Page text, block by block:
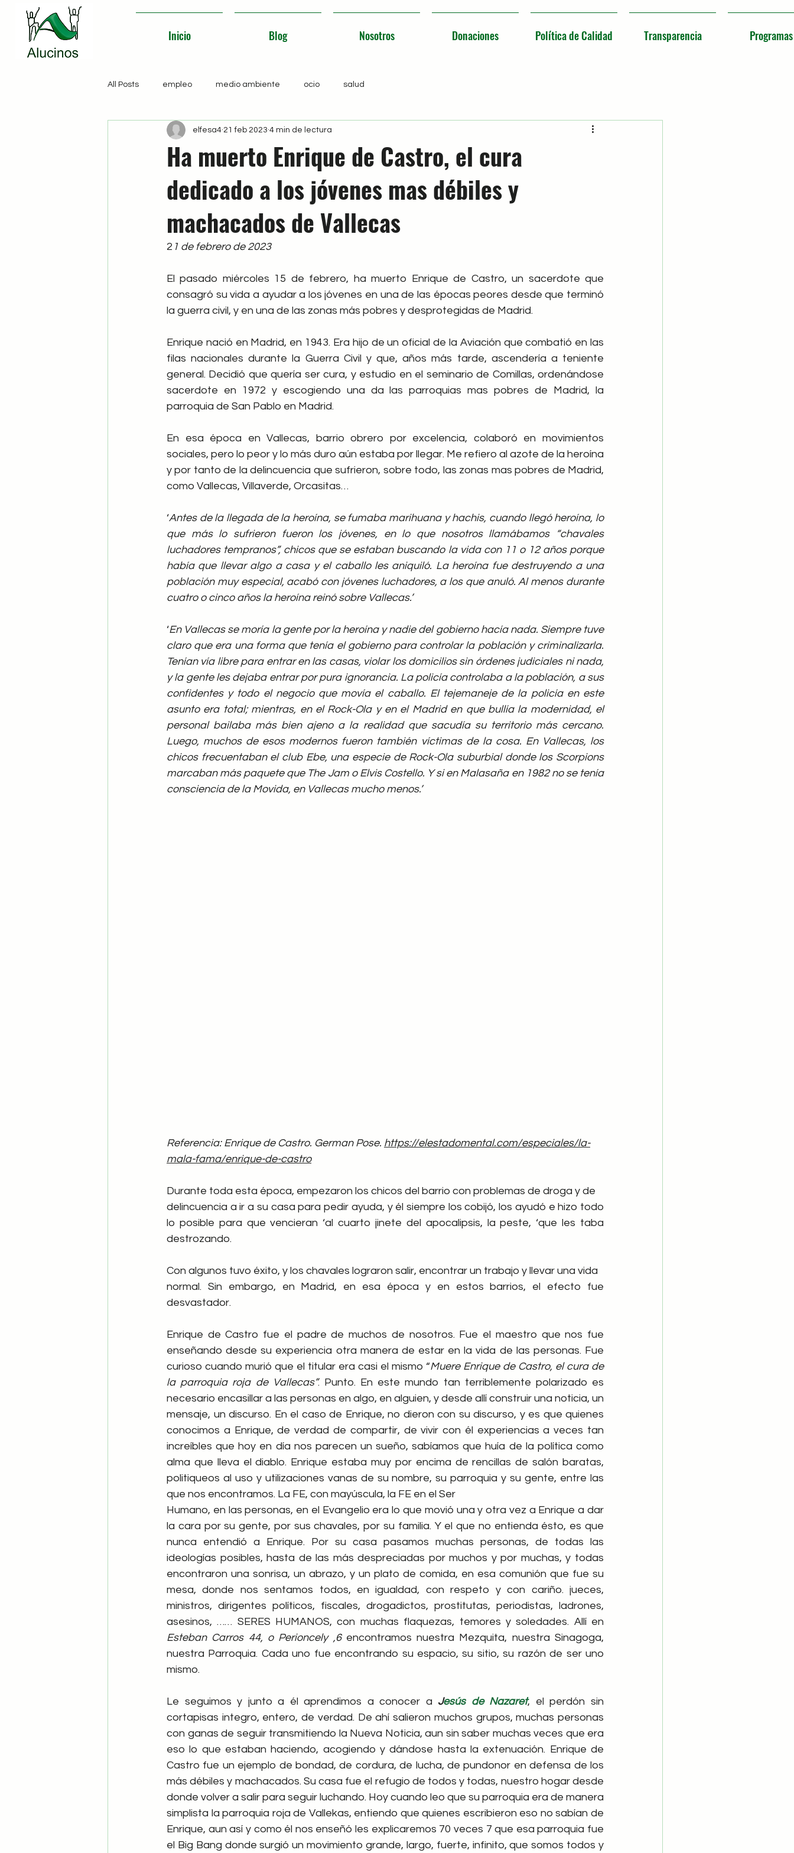
Inicio Blog Nosotros Donaciones Política de Calidad Transparencia Programas
All Posts empleo medio ambiente ocio salud
Ha muerto Enrique de Castro, el cura
dedicado a los jóvenes mas débiles y
machacados de Vallecas
elfesa4 21 feb 2023 4 min de lectura
2 1 de febrero de 2023
El pasado miércoles 15 de febrero, ha muerto Enrique de Castro, un sacerdote que
consagró su vida a ayudar a los jóvenes en una de las épocas peores desde que terminó
la guerra civil, y en una de las zonas más pobres y desprotegidas de Madrid.
Enrique nació en Madrid, en 1943. Era hijo de un oficial de la Aviación que combatió en las
filas nacionales durante la Guerra Civil y que, años más tarde, ascendería a teniente
general. Decidió que quería ser cura, y estudio en el seminario de Comillas, ordenándose
sacerdote en 1972 y escogiendo una da las parroquias mas pobres de Madrid, la
parroquia de San Pablo en Madrid.
En esa época en Vallecas, barrio obrero por excelencia, colaboró en movimientos
sociales, pero lo peor y lo más duro aún estaba por llegar. Me refiero al azote de la heroína
y por tanto de la delincuencia que sufrieron, sobre todo, las zonas mas pobres de Madrid,
como Vallecas, Villaverde, Orcasitas…
‘Antes de la llegada de la heroína, se fumaba marihuana y hachis, cuando llegó heroína, lo
que más lo sufrieron fueron los jóvenes, en lo que nosotros llamábamos “chavales
luchadores tempranos”, chicos que se estaban buscando la vida con 11 o 12 años porque
había que llevar algo a casa y el caballo les aniquiló. La heroína fue destruyendo a una
población muy especial, acabó con jóvenes luchadores, a los que anuló. Al menos durante
cuatro o cinco años la heroína reinó sobre Vallecas.’
‘En Vallecas se moría la gente por la heroína y nadie del gobierno hacía nada. Siempre tuve
claro que era una forma que tenía el gobierno para controlar la población y criminalizarla.
Tenían vía libre para entrar en las casas, violar los domicilios sin órdenes judiciales ni nada,
y la gente les dejaba entrar por pura ignorancia. La policía controlaba a la población, a sus
confidentes y todo el negocio que movía el caballo. El tejemaneje de la policía en este
asunto era total; mientras, en el Rock-Ola y en el Madrid en que bullía la modernidad, el
personal bailaba más bien ajeno a la realidad que sacudía su territorio más cercano.
Luego, muchos de esos modernos fueron también víctimas de la cosa. En Vallecas, los
chicos frecuentaban el club Ebe, una especie de Rock-Ola suburbial donde los Scorpions
marcaban más paquete que The Jam o Elvis Costello. Y si en Malasaña en 1982 no se tenía
consciencia de la Movida, en Vallecas mucho menos.’
Referencia: Enrique de Castro. German Pose. https://elestadomental.com/especiales/la-
mala-fama/enrique-de-castro
Durante toda esta época, empezaron los chicos del barrio con problemas de droga y de
delincuencia a ir a su casa para pedir ayuda, y él siempre los cobijó, los ayudó e hizo todo
lo posible para que vencieran ‘al cuarto jinete del apocalipsis, la peste, ‘que les taba
destrozando.
Con algunos tuvo éxito, y los chavales lograron salir, encontrar un trabajo y llevar una vida
normal. Sin embargo, en Madrid, en esa época y en estos barrios, el efecto fue
desvastador.
Enrique de Castro fue el padre de muchos de nosotros. Fue el maestro que nos fue
enseñando desde su experiencia otra manera de estar en la vida de las personas. Fue
curioso cuando murió que el titular era casi el mismo “Muere Enrique de Castro, el cura de
la parroquia roja de Vallecas”. Punto. En este mundo tan terriblemente polarizado es
necesario encasillar a las personas en algo, en alguien, y desde allí construir una noticia, un
mensaje, un discurso. En el caso de Enrique, no dieron con su discurso, y es que quienes
conocimos a Enrique, de verdad de compartir, de vivir con él experiencias a veces tan
increíbles que hoy en día nos parecen un sueño, sabíamos que huía de la política como
alma que lleva el diablo. Enrique estaba muy por encima de rencillas de salón baratas,
politiqueos al uso y utilizaciones vanas de su nombre, su parroquia y su gente, entre las
que nos encontramos. La FE, con mayúscula, la FE en el Ser
Humano, en las personas, en el Evangelio era lo que movió una y otra vez a Enrique a dar
la cara por su gente, por sus chavales, por su familia. Y el que no entienda ésto, es que
nunca entendió a Enrique. Por su casa pasamos muchas personas, de todas las
ideologías posibles, hasta de las más despreciadas por muchos y por muchas, y todas
encontraron una sonrisa, un abrazo, y un plato de comida, en esa comunión que fue su
mesa, donde nos sentamos todos, en igualdad, con respeto y con cariño. jueces,
ministros, dirigentes políticos, fiscales, drogadictos, prostitutas, periodistas, ladrones,
Esteban Carros 44, o Perioncely ,6 encontramos nuestra Mezquita, nuestra Sinagoga,
nuestra Parroquia. Cada uno fue encontrando su espacio, su sitio, su razón de ser uno
mismo.
Le seguimos y junto a él aprendimos a conocer a Jesús de Nazaret, el perdón sin
cortapisas integro, entero, de verdad. De ahí salieron muchos grupos, muchas personas
con ganas de seguir transmitiendo la Nueva Noticia, aun sin saber muchas veces que era
eso lo que estaban haciendo, acogiendo y dándose hasta la extenuación. Enrique de
Castro fue un ejemplo de bondad, de cordura, de lucha, de pundonor en defensa de los
más débiles y machacados. Su casa fue el refugio de todos y todas, nuestro hogar desde
donde volver a salir para seguir luchando. Hoy cuando leo que su parroquia era de manera
simplista la parroquia roja de Vallekas, entiendo que quienes escribieron eso no sabían de
Enrique, aun así y como él nos enseñó les explicaremos 70 veces 7 que esa parroquia fue
el Big Bang donde surgió un movimiento grande, largo, fuerte, infinito, que somos todos y